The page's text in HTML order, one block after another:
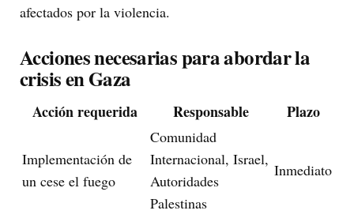
afectados por la violencia.
Acciones necesarias para abordar la
crisis en Gaza
Acción requerida Responsable Plazo
Implementación de
un cese el fuego
Comunidad
Internacional, Israel,
Autoridades
Palestinas
Inmediato